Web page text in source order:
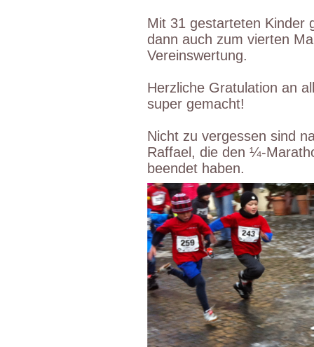
Mit 31 gestarteten Kinder
dann auch zum vierten
Vereinswertung.
Herzliche Gratulation an
super gemacht!
Nicht zu vergessen sind
Raffael, die den ¼-
beendet haben.